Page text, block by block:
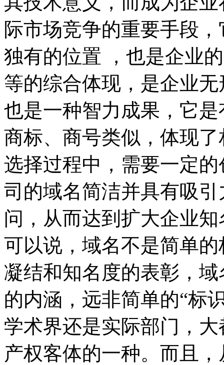
际市场竞争的重要手段
独有的位置 ，也是企业
等的综合体现，是企业
也是一种智力成果，它
商标、商号类似，体现
选择过程中，需要一定
司的域名简洁并具有吸
问，从而达到扩大企业
可以说，域名不是简单
凝结和知名度的表彰，
的内涵，远非简单的“标
学术界还是实际部门，
产权客体的一种。而且